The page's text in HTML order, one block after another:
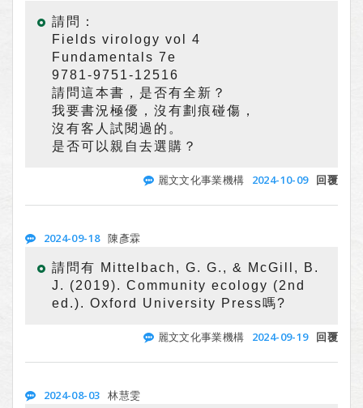
請問：
Fields virology vol 4
Fundamentals 7e
9781-9751-12516
請問這本書，是否有全新？
我要書況極優，沒有劃痕碰傷，
沒有客人試閱過的。
是否可以親自去選購？
麗文文化事業機構 2024-10-09 回覆
請問有 Mittelbach, G. G., & McGill, B.
J. (2019). Community ecology (2nd
ed.). Oxford University Press嗎?
麗文文化事業機構 2024-09-19 回覆
2024-09-18 陳彥霖
2024-08-03 林慧雯